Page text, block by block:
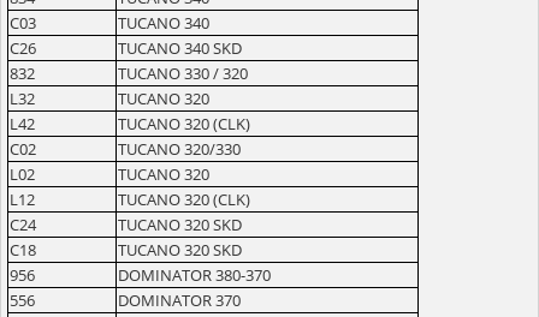
C03
TUCANO 340
C26
TUCANO 340 SKD
832
TUCANO 330 / 320
L32
TUCANO 320
L42
TUCANO 320 (CLK)
C02
TUCANO 320/330
L02
TUCANO 320
L12
TUCANO 320 (CLK)
C24
TUCANO 320 SKD
C18
TUCANO 320 SKD
956
DOMINATOR 380-370
556
DOMINATOR 370